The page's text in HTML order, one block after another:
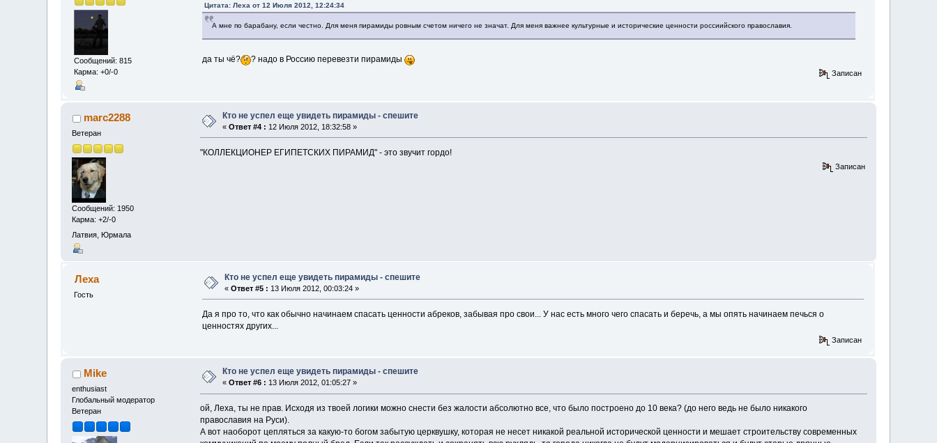
Сообщений: 815
Карма: +0/-0
Цитата: Леха от 12 Июля 2012, 12:24:34
А мне по барабану, если честно. Для меня пирамиды ровным счетом ничего не значат. Для меня важнее культурные и исторические ценности россиийского православия.
да ты чё? ? надо в Россию перевезти пирамиды
Записан
marc2288
Ветеран
Сообщений: 1950
Карма: +2/-0
Латвия, Юрмала
Кто не успел еще увидеть пирамиды - спешите
«Ответ #4 : 12 Июля 2012, 18:32:58 »
"КОЛЛЕКЦИОНЕР ЕГИПЕТСКИХ ПИРАМИД" - это звучит гордо!
Записан
Леха
Гость
Кто не успел еще увидеть пирамиды - спешите
«Ответ #5 : 13 Июля 2012, 00:03:24 »
Да я про то, что как обычно начинаем спасать ценности абреков, забывая про свои... У нас есть много чего спасать и беречь, а мы опять начинаем печься о
ценностях других...
Записан
Mike
enthusiast
Глобальный модератор
Ветеран
Кто не успел еще увидеть пирамиды - спешите
«Ответ #6 : 13 Июля 2012, 01:05:27 »
ой, Леха, ты не прав. Исходя из твоей логики можно снести без жалости абсолютно все, что было построено до 10 века? (до него ведь не было никакого
православия на Руси).
А вот наоборот цепляться за какую-то богом забытую церквушку, которая не несет никакой реальной исторической ценности и мешает строительству современных